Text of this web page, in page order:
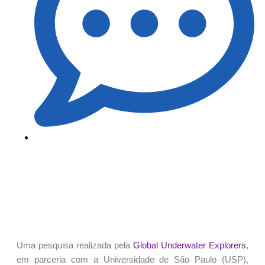
Uma pesquisa realizada pela Global Underwater Explorers,
em parceria com a Universidade de São Paulo (USP),